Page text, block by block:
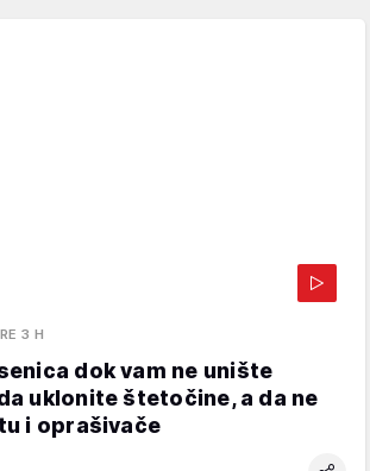
3 H
dok vam ne unište
uklonite štetočine, a da ne
i oprašivače